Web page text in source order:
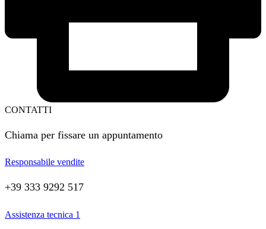
CONTATTI
Chiama per fissare un appuntamento
Responsabile vendite
+39 333 9292 517
Assistenza tecnica 1